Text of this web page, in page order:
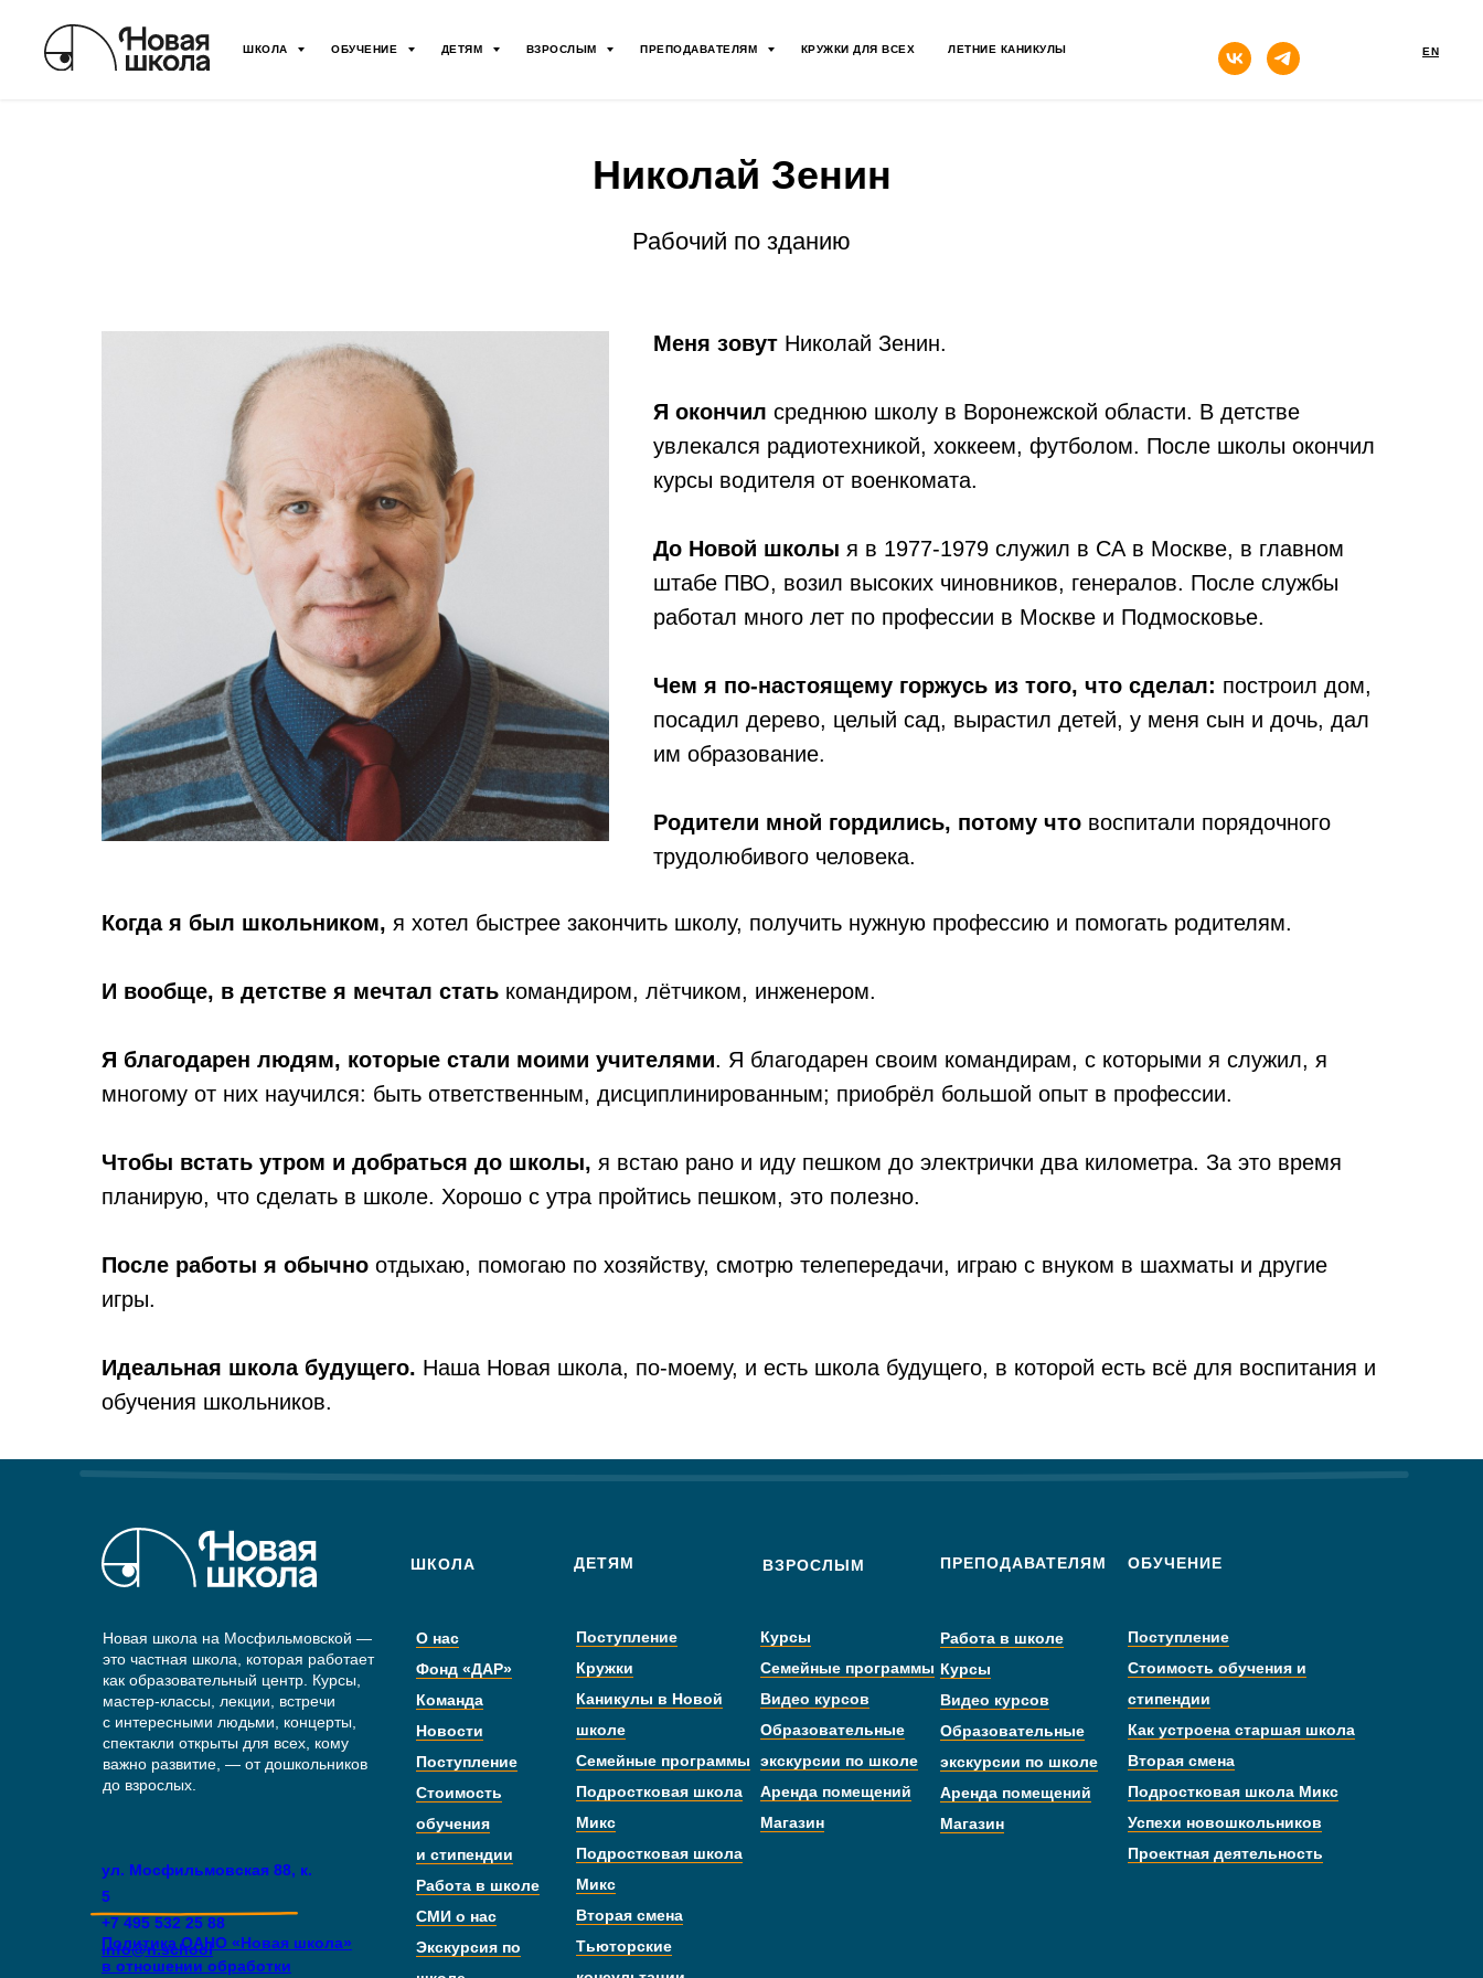
ШКОЛА ОБУЧЕНИЕ ДЕТЯМ ВЗРОСЛЫМ ПРЕПОДАВАТЕЛЯМ КРУЖКИ ДЛЯ ВСЕХ ЛЕТНИЕ КАНИКУЛЫ EN
Николай Зенин
Рабочий по зданию
Меня зовут Николай Зенин.
Я окончил среднюю школу в Воронежской области. В детстве
увлекался радиотехникой, хоккеем, футболом. После школы окончил
курсы водителя от военкомата.
До Новой школы я в 1977-1979 служил в СА в Москве, в главном
штабе ПВО, возил высоких чиновников, генералов. После службы
работал много лет по профессии в Москве и Подмосковье.
Чем я по-настоящему горжусь из того, что сделал: построил дом,
посадил дерево, целый сад, вырастил детей, у меня сын и дочь, дал
им образование.
Родители мной гордились, потому что воспитали порядочного
трудолюбивого человека.
Когда я был школьником, я хотел быстрее закончить школу, получить нужную профессию и помогать родителям.
И вообще, в детстве я мечтал стать командиром, лётчиком, инженером.
Я благодарен людям, которые стали моими учителями. Я благодарен своим командирам, с которыми я служил, я
многому от них научился: быть ответственным, дисциплинированным; приобрёл большой опыт в профессии.
Чтобы встать утром и добраться до школы, я встаю рано и иду пешком до электрички два километра. За это время
планирую, что сделать в школе. Хорошо с утра пройтись пешком, это полезно.
После работы я обычно отдыхаю, помогаю по хозяйству, смотрю телепередачи, играю с внуком в шахматы и другие
игры.
Идеальная школа будущего. Наша Новая школа, по-моему, и есть школа будущего, в которой есть всё для воспитания и
обучения школьников.
ШКОЛА ДЕТЯМ ВЗРОСЛЫМ ОБУЧЕНИЕ
О нас
Фонд «ДАР»
Команда
Новости
Поступление
Стоимость
обучения
и стипендии
Работа в школе
СМИ о нас
Экскурсия по
Поступление
Кружки
Каникулы в Новой
школе
Семейные программы
Подростковая школа
Микс
Подростковая школа
Микс
Вторая смена
Тьюторские
Новая школа на Мосфильмовской —
это частная школа, которая работает
как образовательный центр. Курсы,
мастер-классы, лекции, встречи
с интересными людьми, концерты,
спектакли открыты для всех, кому
важно развитие, — от дошкольников
до взрослых.
Курсы
Семейные программы
Видео курсов
Образовательные
экскурсии по школе
Аренда помещений
Магазин
ПРЕПОДАВАТЕЛЯМ
Работа в школе
Курсы
Видео курсов
Образовательные
экскурсии по школе
Аренда помещений
Магазин
Поступление
Стоимость обучения и
стипендии
Как устроена старшая школа
Вторая смена
Подростковая школа Микс
Успехи новошкольников
Проектная деятельность
ул. Мосфильмовская 88, к.
5
+7 495 532 25 88
info@n.school
Политика ОАНО «Новая школа»
в отношении обработки